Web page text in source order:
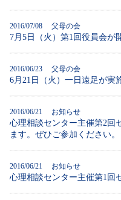
2016/07/08 父母の会
7月5日（火）第1回役員会が
2016/06/23 父母の会
6月21日（火）一日遠足が実
2016/06/21 お知らせ
心理相談センター主催第2回
ます。ぜひご参加ください。
2016/06/21 お知らせ
心理相談センター主催第1回